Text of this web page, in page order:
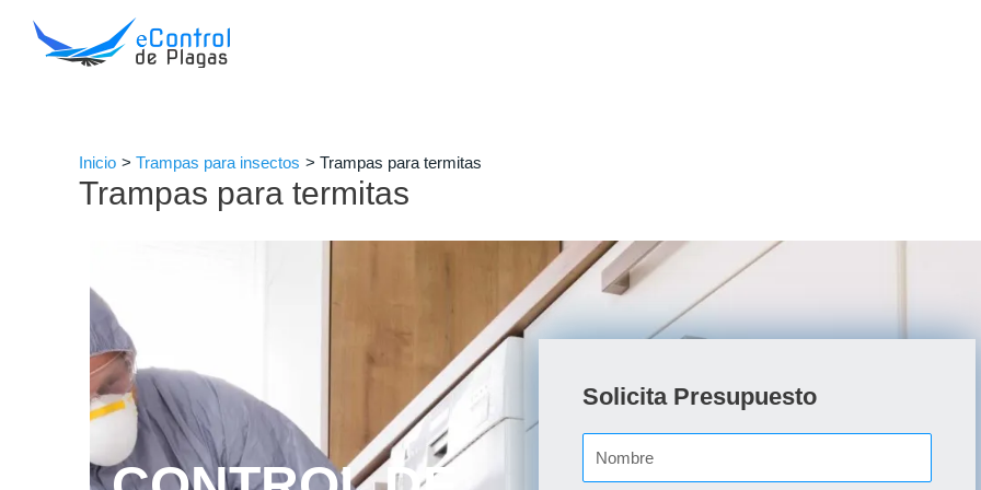
contenido
Inicio Trampas para insectos Trampas para termitas
Trampas para termitas
Solicita Presupuesto